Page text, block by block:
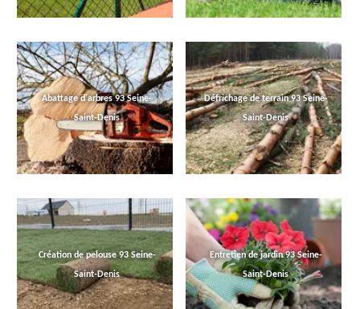
Abattage d'arbres 93 Seine-
Saint-Denis
Défrichage de terrain 93 Seine-
Saint-Denis
Création de pelouse 93 Seine-
Saint-Denis
Entretien de jardin 93 Seine-
Saint-Denis